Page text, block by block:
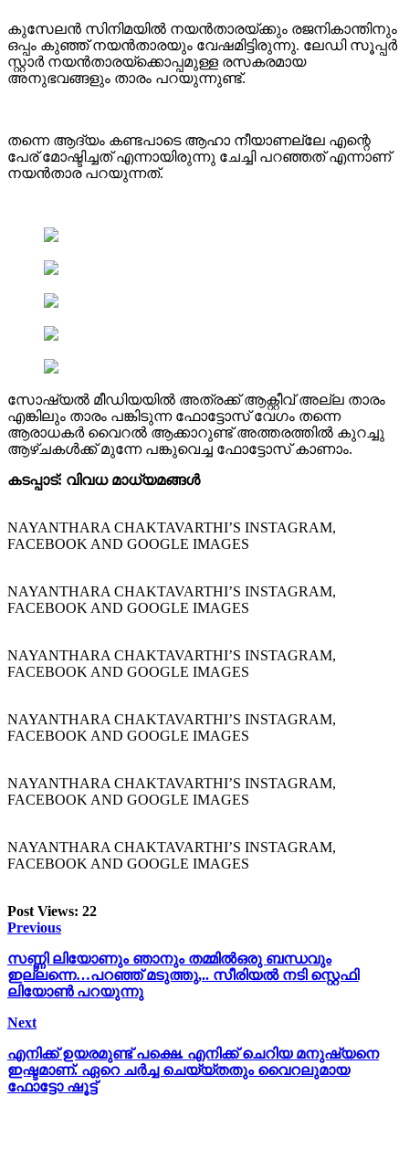
കുസേലന്‍ സിനിമയില്‍ നയന്‍താരയ്ക്കും രജനികാന്തിനും
ഒപ്പം കുഞ്ഞ് നയന്‍താരയും വേഷമിട്ടിരുന്നു. ലേഡി സൂപ്പര്‍
സ്റ്റാര്‍ നയന്‍താരയ്‌ക്കൊപ്പമുള്ള രസകരമായ
അനുഭവങ്ങളും താരം പറയുന്നുണ്ട്.
തന്നെ ആദ്യം കണ്ടപാടെ ആഹാ നീയാണല്ലേ എന്റെ
പേര് മോഷ്ടിച്ചത് എന്നായിരുന്നു ചേച്ചി പറഞ്ഞത് എന്നാണ്
നയന്‍താര പറയുന്നത്.
സോഷ്യല്‍ മീഡിയയില്‍ അത്രക്ക് ആക്റ്റീവ് അല്ല താരം
എങ്കിലും താരം പങ്കിടുന്ന ഫോട്ടോസ് വേഗം തന്നെ
ആരാധകര്‍ വൈറല്‍ ആക്കാറുണ്ട് അത്തരത്തില്‍ കുറച്ചു
ആഴ്ചകള്‍ക്ക് മുന്നേ പങ്കുവെച്ച ഫോട്ടോസ് കാണാം.
കടപ്പാട്: വിവധ മാധ്യമങ്ങള്‍
NAYANTHARA CHAKTAVARTHI’S INSTAGRAM,
FACEBOOK AND GOOGLE IMAGES
NAYANTHARA CHAKTAVARTHI’S INSTAGRAM,
FACEBOOK AND GOOGLE IMAGES
NAYANTHARA CHAKTAVARTHI’S INSTAGRAM,
FACEBOOK AND GOOGLE IMAGES
NAYANTHARA CHAKTAVARTHI’S INSTAGRAM,
FACEBOOK AND GOOGLE IMAGES
NAYANTHARA CHAKTAVARTHI’S INSTAGRAM,
FACEBOOK AND GOOGLE IMAGES
NAYANTHARA CHAKTAVARTHI’S INSTAGRAM,
FACEBOOK AND GOOGLE IMAGES
Post Views: 22
Previous
സണ്ണി ലിയോണും ഞാനും തമ്മില്‍ഒരു ബന്ധവും
ഇല്ലന്നെ…പറഞ്ഞ് മടുത്തു,.. സീരിയൽ നടി സ്റ്റെഫി
ലിയോൺ പറയുന്നു
Next
എനിക്ക് ഉയരമുണ്ട് പക്ഷെ. എനിക്ക് ചെറിയ മനുഷ്യനെ
ഇഷ്ടമാണ്. ഏറെ ചര്‍ച്ച ചെയ്യ്തതും വൈറലുമായ
ഫോട്ടോ ഷൂട്ട്